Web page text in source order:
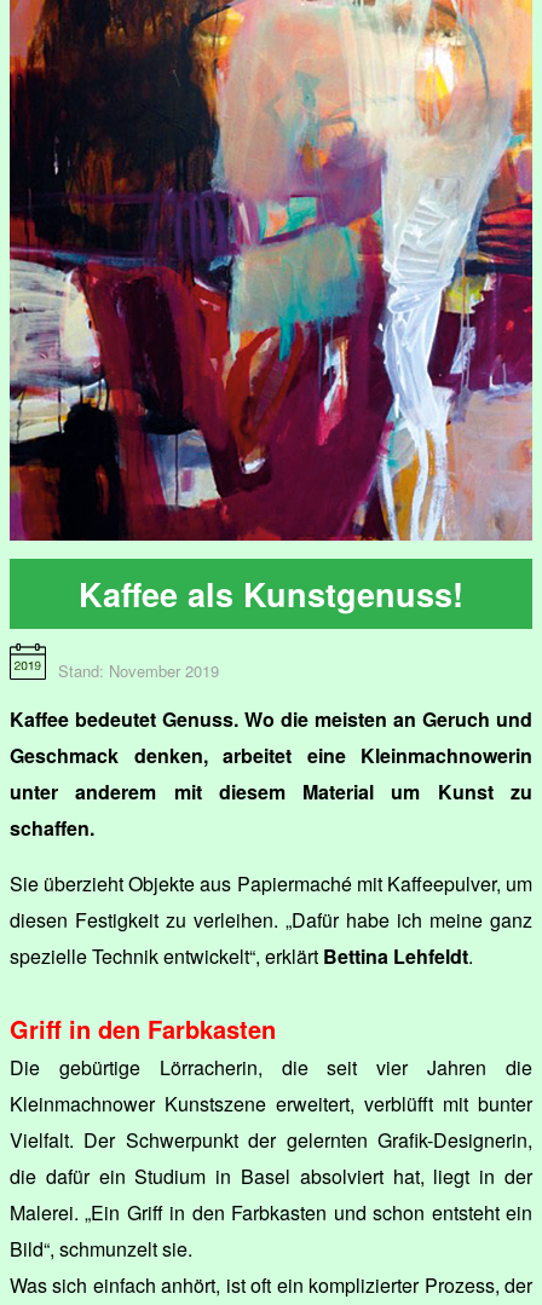
Kaffee als Kunstgenuss!
Stand: November 2019
Kaffee bedeutet Genuss. Wo die meisten an Geruch und
Geschmack denken, arbeitet eine Kleinmachnowerin
unter anderem mit diesem Material um Kunst zu
schaffen.
Sie überzieht Objekte aus Papiermaché mit Kaffeepulver, um
diesen Festigkeit zu verleihen. „Dafür habe ich meine ganz
spezielle Technik entwickelt“, erklärt Bettina Lehfeldt.
Griff in den Farbkasten
Die gebürtige Lörracherin, die seit vier Jahren die
Kleinmachnower Kunstszene erweitert, verblüfft mit bunter
Vielfalt. Der Schwerpunkt der gelernten Grafik-Designerin,
die dafür ein Studium in Basel absolviert hat, liegt in der
Malerei. „Ein Griff in den Farbkasten und schon entsteht ein
Bild“, schmunzelt sie.
Was sich einfach anhört, ist oft ein komplizierter Prozess, der